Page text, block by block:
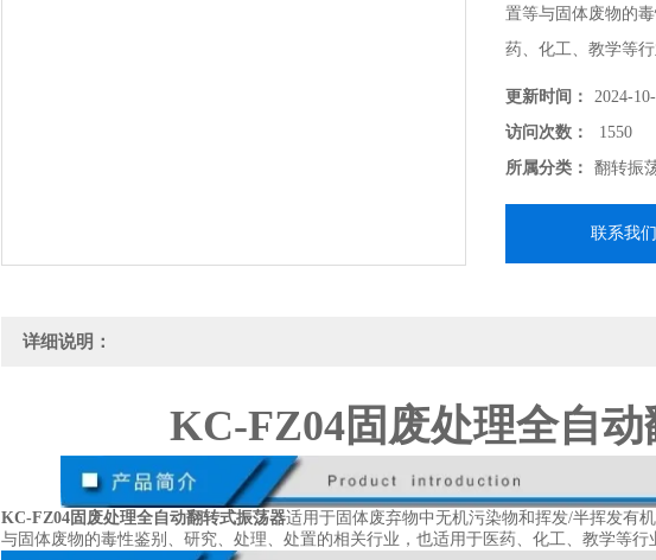
置等与固体废物的
药、化工、教学等
更新时间：
2024-
访问次数：
1550
所属分类：
翻转振
联系我们
详细说明：
KC-FZ04固废处理全自
KC-FZ04固废处理全自动翻转式振荡器适用于固体废弃物中无机污染物和挥发/半挥发有
与固体废物的毒性鉴别、研究、处理、处置的相关行业，也适用于医药、化工、教学等行